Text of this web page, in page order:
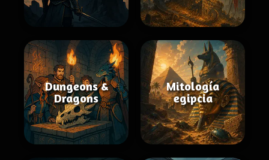
Dungeons &
Dragons
Mitología
egipcia